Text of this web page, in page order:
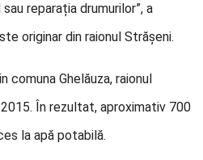
reparația drumurilor”, a
originar din raionul Strășeni.
comuna Ghelăuza, raionul
În rezultat, aproximativ 700
la apă potabilă.